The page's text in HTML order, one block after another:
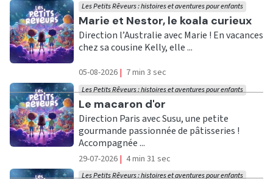
Ecouter
Marie et Nestor, le koala curieux
Les Petits Rêveurs : histoires et aventures pour enfants
Direction l’Australie avec Marie ! En vacances
chez sa cousine Kelly, elle ...
05-08-2026 | 7 min 3 sec
Ecouter
Le macaron d'or
Les Petits Rêveurs : histoires et aventures pour enfants
Direction Paris avec Susu, une petite
gourmande passionnée de pâtisseries !
Accompagnée ...
29-07-2026 | 4 min 31 sec
Les Petits Rêveurs : histoires et aventures pour enfants